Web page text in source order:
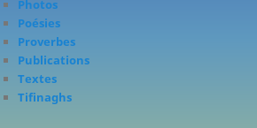
Photos
Poésies
Proverbes
Publications
Textes
Tifinaghs